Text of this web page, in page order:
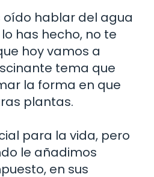
oído hablar del agua
has hecho, no te
hoy vamos a
tema que
la forma en que
plantas.
para la vida, pero
le añadimos
en sus